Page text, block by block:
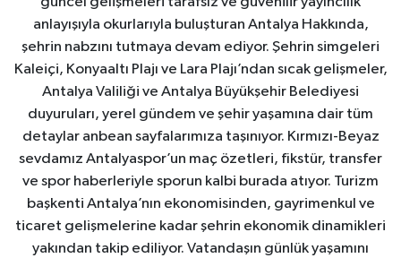
anlayışıyla okurlarıyla buluşturan Antalya Hakkında,
şehrin nabzını tutmaya devam ediyor. Şehrin simgeleri
Kaleiçi, Konyaaltı Plajı ve Lara Plajı’ndan sıcak gelişmeler,
Antalya Valiliği ve Antalya Büyükşehir Belediyesi
duyuruları, yerel gündem ve şehir yaşamına dair tüm
detaylar anbean sayfalarımıza taşınıyor. Kırmızı-Beyaz
sevdamız Antalyaspor’un maç özetleri, fikstür, transfer
ve spor haberleriyle sporun kalbi burada atıyor. Turizm
başkenti Antalya’nın ekonomisinden, gayrimenkul ve
ticaret gelişmelerine kadar şehrin ekonomik dinamikleri
yakından takip ediliyor. Vatandaşın günlük yaşamını